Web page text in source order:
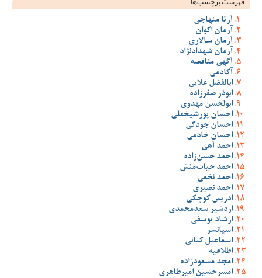
آرتا منهاجی
آرمان اکوان
آرمان سالاری
آرمان شهدادنژاد
آگهی مناقصه
آکادمی
ابالفضل علایی
ابوذر صفرزاده
ابولحسن مهدوی
احسان پورشیخعلی
احسان جودکی
احسان خادمی
احمد آهی
احمد حسن‌زاده
احمد حیات‌منش
احمد نخعی
احمد نصیری
ادریس کوچکی
اردشیر سعدمحمدی
ارشاد یوسفی
اسپانسر
اسماعیل کیانی
اطلاعیه
امجد مسعودزاده
امسرحسین امیرطاهری